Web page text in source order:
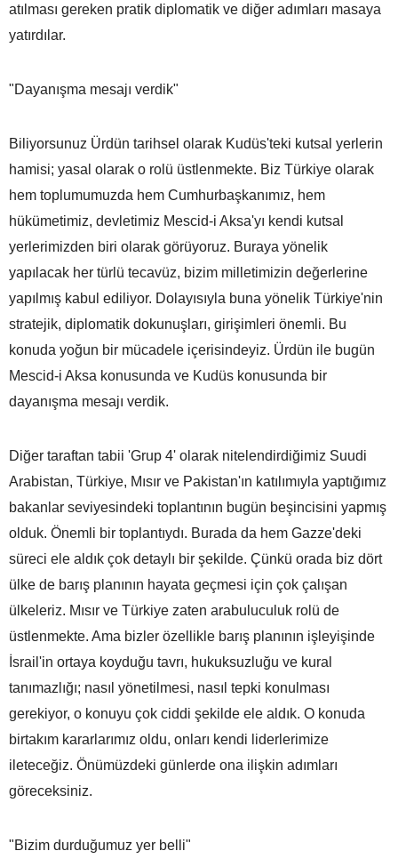
atılması gereken pratik diplomatik ve diğer adımları masaya
yatırdılar.
"Dayanışma mesajı verdik"
Biliyorsunuz Ürdün tarihsel olarak Kudüs'teki kutsal yerlerin
hamisi; yasal olarak o rolü üstlenmekte. Biz Türkiye olarak
hem toplumumuzda hem Cumhurbaşkanımız, hem
hükümetimiz, devletimiz Mescid-i Aksa'yı kendi kutsal
yerlerimizden biri olarak görüyoruz. Buraya yönelik
yapılacak her türlü tecavüz, bizim milletimizin değerlerine
yapılmış kabul ediliyor. Dolayısıyla buna yönelik Türkiye'nin
stratejik, diplomatik dokunuşları, girişimleri önemli. Bu
konuda yoğun bir mücadele içerisindeyiz. Ürdün ile bugün
Mescid-i Aksa konusunda ve Kudüs konusunda bir
dayanışma mesajı verdik.
Diğer taraftan tabii 'Grup 4' olarak nitelendirdiğimiz Suudi
Arabistan, Türkiye, Mısır ve Pakistan'ın katılımıyla yaptığımız
bakanlar seviyesindeki toplantının bugün beşincisini yapmış
olduk. Önemli bir toplantıydı. Burada da hem Gazze'deki
süreci ele aldık çok detaylı bir şekilde. Çünkü orada biz dört
ülke de barış planının hayata geçmesi için çok çalışan
ülkeleriz. Mısır ve Türkiye zaten arabuluculuk rolü de
üstlenmekte. Ama bizler özellikle barış planının işleyişinde
İsrail'in ortaya koyduğu tavrı, hukuksuzluğu ve kural
tanımazlığı; nasıl yönetilmesi, nasıl tepki konulması
gerekiyor, o konuyu çok ciddi şekilde ele aldık. O konuda
birtakım kararlarımız oldu, onları kendi liderlerimize
ileteceğiz. Önümüzdeki günlerde ona ilişkin adımları
göreceksiniz.
"Bizim durduğumuz yer belli"